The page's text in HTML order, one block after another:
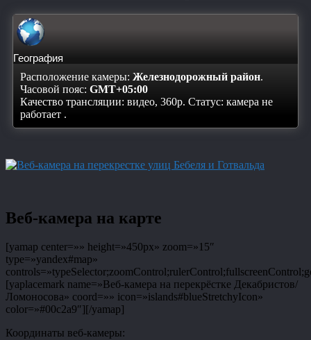
География
Расположение камеры: Железнодорожный район.
Часовой пояс: GMT+05:00
Качество трансляции: видео, 360p. Статус: камера не
работает .
Веб-камера на карте
[yamap center=»» height=»450px» zoom=»15″
type=»yandex#map»
[yaplacemark name=»Веб-камера на перекрёстке Декабристов/
Ломоносова» coord=»» icon=»islands#blueStretchyIcon»
color=»#00c2a9″][/yamap]
Координаты веб-камеры: